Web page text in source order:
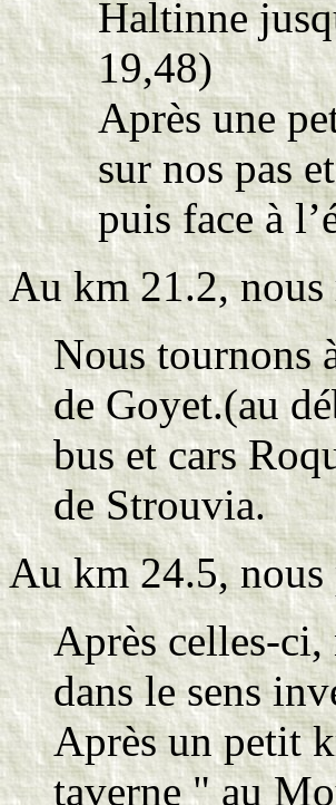
Haltinne
19,48)
Après une
sur nos pas
puis face à
Au km 21.2,
Nous tournons
de Goyet.(au
bus et cars
de Strouvia.
Au km 24.5, nous
Après celles-ci,
dans le sens
Après un petit
taverne " au